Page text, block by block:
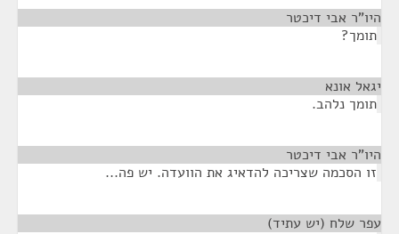
היו"ר אבי דיכטר
תומך?
יגאל אונא
תומך נלהב.
היו"ר אבי דיכטר
זו הסכמה שצריכה להדאיג את הוועדה. יש פה...
עפר שלח (יש עתיד)